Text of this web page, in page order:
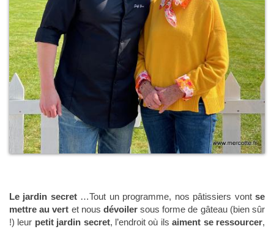
Le jardin secret…Tout un programme, nos pâtissiers vontse
mettre au vert et nous dévoilersous forme de gâteau (bien sûr
!) leur petit jardin secret, l’endroit où ilsaiment se ressourcer,